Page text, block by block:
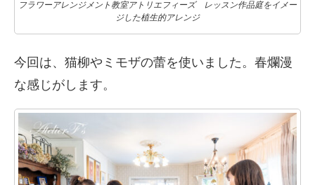
フラワーアレンジメント教室アトリエフィーズ レッスン作品庭をイメー
ジした植生的アレンジ
今回は、猫柳やミモザの蕾を使いました。春爛漫
な感じがします。